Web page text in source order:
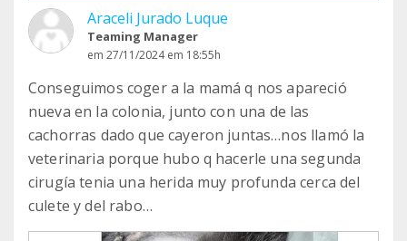
Araceli Jurado Luque
Teaming Manager
em 27/11/2024 em 18:55h
Conseguimos coger a la mamá q nos apareció
nueva en la colonia, junto con una de las
cachorras dado que cayeron juntas…nos llamó la
veterinaria porque hubo q hacerle una segunda
cirugía tenia una herida muy profunda cerca del
culete y del rabo…